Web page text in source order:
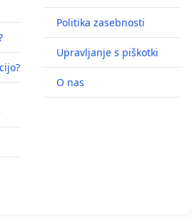
Politika zasebnosti
Upravljanje s piškotki
O nas